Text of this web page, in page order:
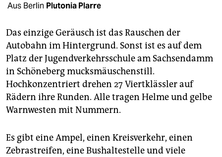
fragen & hilfe
unterstützen
abo
genossenschaft
epaper login
Aus Berlin Plutonia Plarre
Das einzige Geräusch ist das Rauschen der
Autobahn im Hintergrund. Sonst ist es auf dem
Platz der Jugendverkehrsschule am Sachsendamm
in Schöneberg mucksmäuschenstill.
Hochkonzentriert drehen 27 Viertklässler auf
Rädern ihre Runden. Alle tragen Helme und gelbe
Warnwesten mit Nummern.
Es gibt eine Ampel, einen Kreisverkehr, einen
Zebrastreifen, eine Bushaltestelle und viele